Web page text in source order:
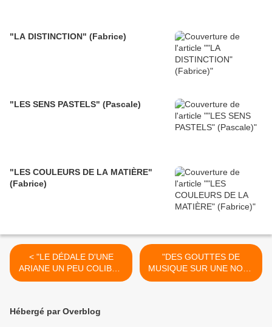
"LA DISTINCTION" (Fabrice)
"LES SENS PASTELS" (Pascale)
"LES COULEURS DE LA MATIÈRE"
(Fabrice)
< "LE DÉDALE D'UNE
ARIANE UN PEU COLIBRI"
(Pascale)
"DES GOUTTES DE
MUSIQUE SUR UNE NOTE
D'ORAGE"(Pascale) >
Hébergé par Overblog